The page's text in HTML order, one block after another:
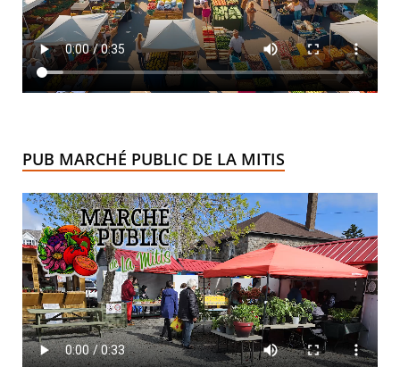
PUB MARCHÉ PUBLIC DE LA MITIS